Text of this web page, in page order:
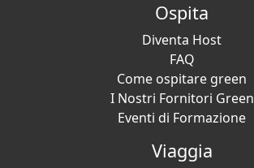
Ospita
Diventa Host
FAQ
Come ospitare green
I Nostri Fornitori Green
Eventi di Formazione
Viaggia